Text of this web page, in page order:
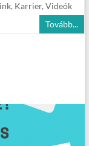
, Karrier, Videók
Tovább...